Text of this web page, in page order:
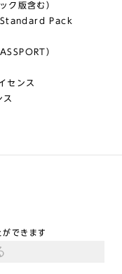
ク版含む）
Pack
）
センス
できます